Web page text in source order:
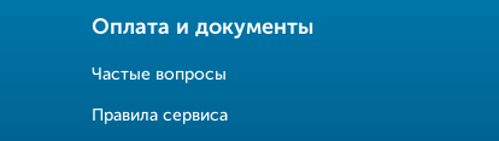
Оплата и документы
Частые вопросы
Правила сервиса